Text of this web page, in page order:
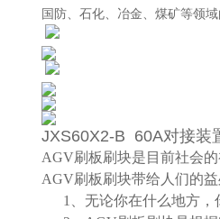
国防、石化、冶金、煤矿等领
JXS60X2-B 60A对接装
AGV刷板刷块是目前社会
AGV刷板刷块带给人们的
1、无论你在什么地方，